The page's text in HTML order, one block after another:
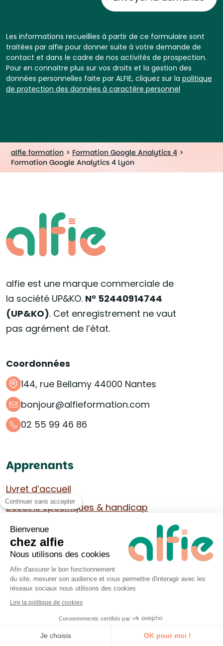
Les informations recueillies à partir de ce formulaire sont
traitées par alfie pour donner suite à votre demande de
contact et dans le cadre de nos activités de prospection.
Pour en connaitre plus sur vos droits et la gestion des
données personnelles faite par ALFIE, cliquez sur la politique
de protection des données à caractère personnel
alfie formation > Formation Google Analytics 4 >
Formation Google Analytics 4 Lyon
alfie est une marque commerciale de
la société UP&KO. N° 52440914744
(UP&KO). Cet enregistrement ne vaut
pas agrément de l’état.
Coordonnées
144, rue Bellamy 44000 Nantes
bonjour@alfieformation.com
02 55 99 46 86
Apprenants
Livret d’accueil
Besoins spécifiques & handicap
Financer sa formation
Agenda des formations
Formateurs
Les ressources pour formateur
Rejoindre alfie
Continuer sans accepter
Bienvenue
chez alfie
Nous utilisons des cookies
Afin d'assurer le bon fonctionnement
du site, mesurer son audience et vous permettre d'interagir avec les
réseaux sociaux nous utilisons des cookies
Lire la politique de cookies
Consentements certifiés par
Je choisis OK pour moi !